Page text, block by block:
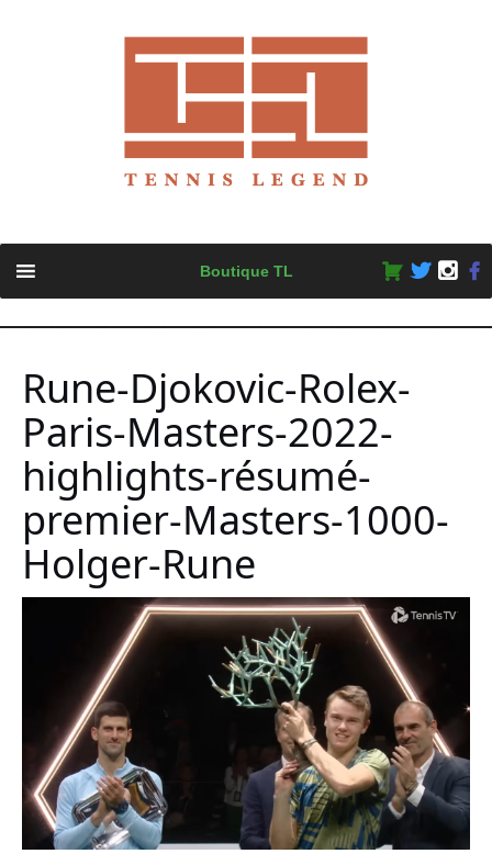
content
Boutique TL
Rune-Djokovic-Rolex-
Paris-Masters-2022-
highlights-résumé-
premier-Masters-1000-
Holger-Rune